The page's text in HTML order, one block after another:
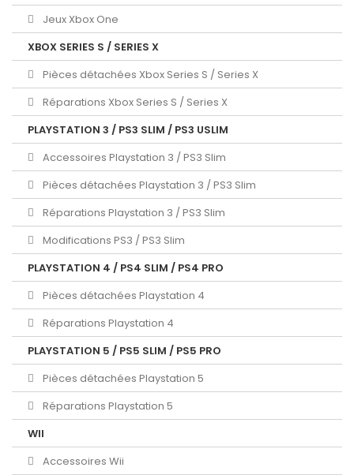
Jeux Xbox One
XBOX SERIES S / SERIES X
Pièces détachées Xbox Series S / Series X
Réparations Xbox Series S / Series X
PLAYSTATION 3 / PS3 SLIM / PS3 USLIM
Accessoires Playstation 3 / PS3 Slim
Pièces détachées Playstation 3 / PS3 Slim
Réparations Playstation 3 / PS3 Slim
Modifications PS3 / PS3 Slim
PLAYSTATION 4 / PS4 SLIM / PS4 PRO
Pièces détachées Playstation 4
Réparations Playstation 4
PLAYSTATION 5 / PS5 SLIM / PS5 PRO
Pièces détachées Playstation 5
Réparations Playstation 5
WII
Accessoires Wii